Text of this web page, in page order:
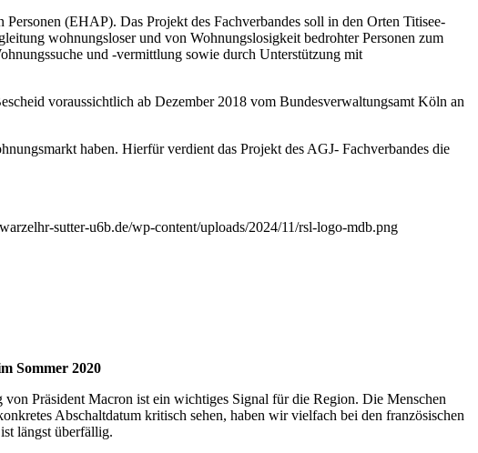
(EHAP). Das Projekt des Fachverbandes soll in den Orten Titisee-
wohnungsloser und von Wohnungslosigkeit bedrohter Personen zum
und -vermittlung sowie durch Unterstützung mit
voraussichtlich ab Dezember 2018 vom Bundesverwaltungsamt Köln an
haben. Hierfür verdient das Projekt des AGJ- Fachverbandes die
sutter-u6b.de/wp-content/uploads/2024/11/rsl-logo-mdb.png
Sommer 2020
Präsident Macron ist ein wichtiges Signal für die Region. Die Menschen
Abschaltdatum kritisch sehen, haben wir vielfach bei den französischen
längst überfällig.